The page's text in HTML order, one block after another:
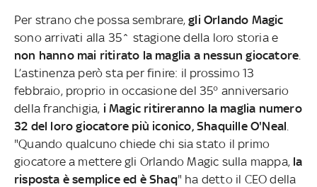
Per strano che possa sembrare,gli Orlando Magic
sono arrivati alla 35^ stagione della loro storia e
non hanno mai ritirato la maglia a nessun giocatore
L’astinenza però sta per finire: il prossimo 13
febbraio, proprio in occasione del 35° anniversario
della franchigia, i Magic ritireranno la maglia numero
32 del loro giocatore più iconico, Shaquille O'Neal
"Quando qualcuno chiede chi sia stato il primo
giocatore a mettere gli Orlando Magic sulla mappa, la
risposta è semplice ed è Shaq" ha detto il CEO della